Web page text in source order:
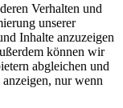
Verhalten und
unserer
Inhalte anzuzeigen
können wir
abgleichen und
nur wenn